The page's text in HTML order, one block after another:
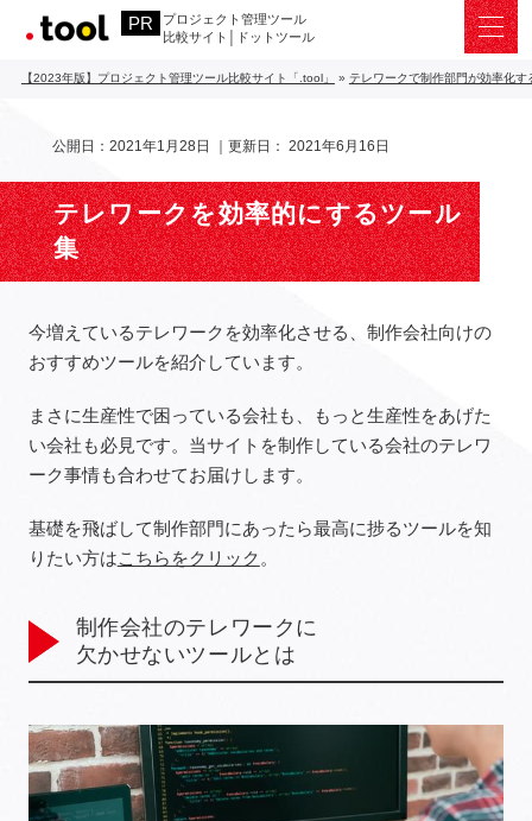
プロジェクト管理ツール
比較サイト│ドットツール
【2023年版】プロジェクト管理ツール比較サイト「.tool」 » テレワークで制作部門が効率化す
公開日： 2021年1月28日 ｜更新日： 2021年6月16日
テレワークを効率的にするツール
集
今増えているテレワークを効率化させる、制作会社向けの
おすすめツールを紹介しています。
まさに生産性で困っている会社も、もっと生産性をあげた
い会社も必見です。当サイトを制作している会社のテレワ
ーク事情も合わせてお届けします。
基礎を飛ばして制作部門にあったら最高に捗るツールを知
りたい方はこちらをクリック 。
制作会社のテレワークに
欠かせないツールとは